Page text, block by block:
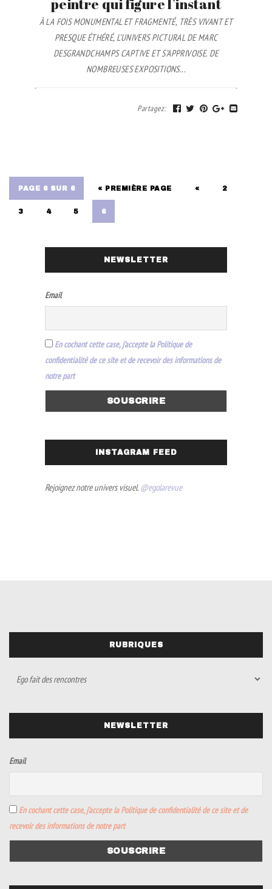
peintre qui figure l’instant
À LA FOIS MONUMENTAL ET FRAGMENTÉ, TRÈS VIVANT ET
PRESQUE ÉTHÉRÉ, L’UNIVERS PICTURAL DE MARC
DESGRANDCHAMPS CAPTIVE ET S’APPRIVOISE. DE
NOMBREUSES EXPOSITIONS...
Partagez:
PAGE 6 SUR 6 « PREMIÈRE PAGE « 2
3 4 5 6
NEWSLETTER
Email
En cochant cette case, j’accepte la Politique de
confidentialité de ce site et de recevoir des informations de
notre part
INSTAGRAM FEED
Rejoignez notre univers visuel. @egolarevue
RUBRIQUES
NEWSLETTER
Email
En cochant cette case, j’accepte la Politique de confidentialité de ce site et de
recevoir des informations de notre part